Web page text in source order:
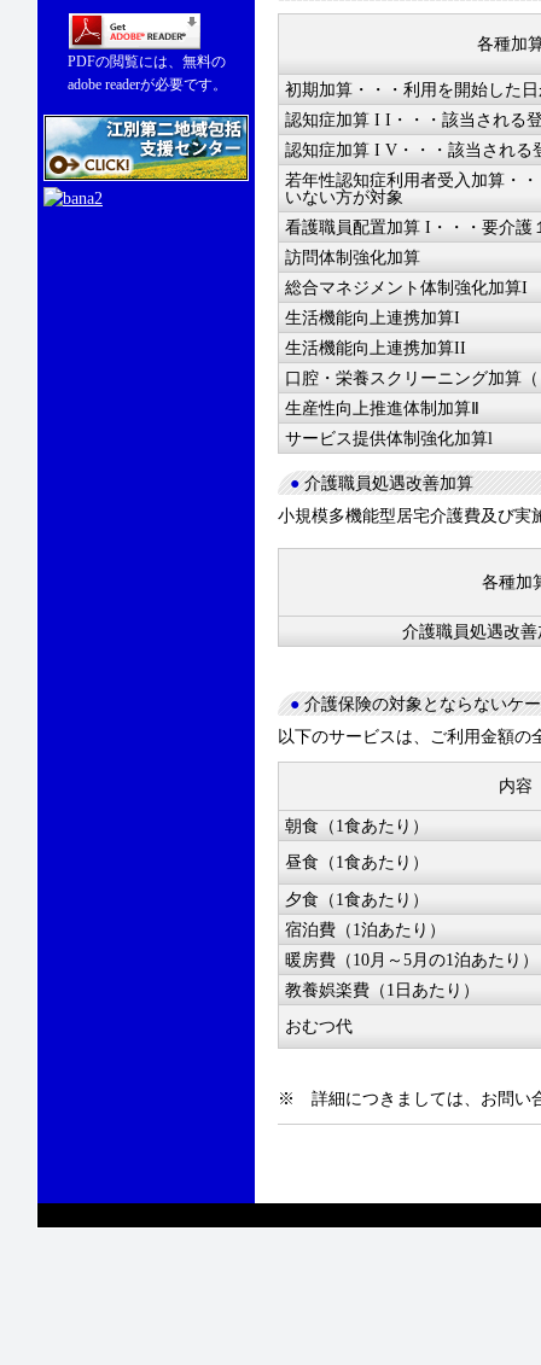
PDFの閲覧には、無料の
adobe readerが必要です。
各種加
初期加算・・・利用を開始した
認知症加算 I I・・・該当される
認知症加算 I V・・・該当される
若年性認知症利用者受入加算・
いない方が対象
看護職員配置加算 I・・・要介護
訪問体制強化加算
総合マネジメント体制強化加算I
生活機能向上連携加算I
生活機能向上連携加算II
口腔・栄養スクリーニング加算
生産性向上推進体制加算Ⅱ
サービス提供体制強化加算l
● 介護職員処遇改善加算
小規模多機能型居宅介護費及び実
各種加
介護職員処遇改
● 介護保険の対象とならないケ
以下のサービスは、ご利用金額
内容
朝食（1食あたり）
昼食（1食あたり）
夕食（1食あたり）
宿泊費（1泊あたり）
暖房費（10月～5月の1泊あたり）
教養娯楽費（1日あたり）
おむつ代
※ 詳細につきましては、お問い